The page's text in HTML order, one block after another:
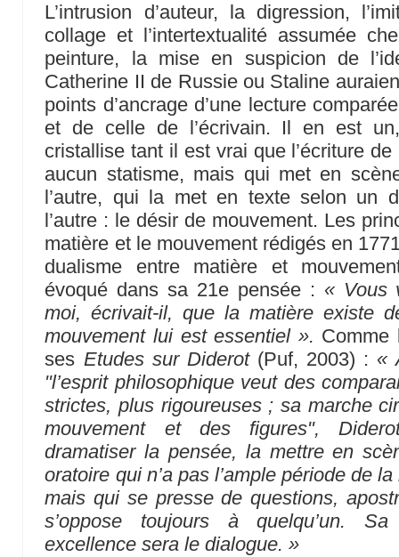
L’intrusion d’auteur, la digression,
collage et l’intertextualité assumée
peinture, la mise en suspicion de
Catherine II de Russie ou Staline
points d’ancrage d’une lecture
et de celle de l’écrivain. Il en est
cristallise tant il est vrai que l’écriture de
aucun statisme, mais qui met en
l’autre, qui la met en texte selon un
l’autre : le désir de mouvement. Les
matière et le mouvement rédigés en
dualisme entre matière et
évoqué dans sa 21e pensée : « Vous
moi, écrivait-il, que la matière existe
mouvement lui est essentiel ». Comme
ses Etudes sur Diderot(Puf, 2003) : «
"l’esprit philosophique veut des
strictes, plus rigoureuses ; sa marche
mouvement et des figures",
dramatiser la pensée, la mettre en
oratoire qui n’a pas l’ample période de
mais qui se presse de questions,
s’oppose toujours à quelqu’un.
excellence sera le dialogue. »